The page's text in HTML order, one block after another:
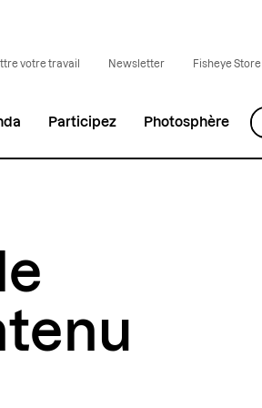
votre travail Newsletter Fisheye Store
Participez Photosphère